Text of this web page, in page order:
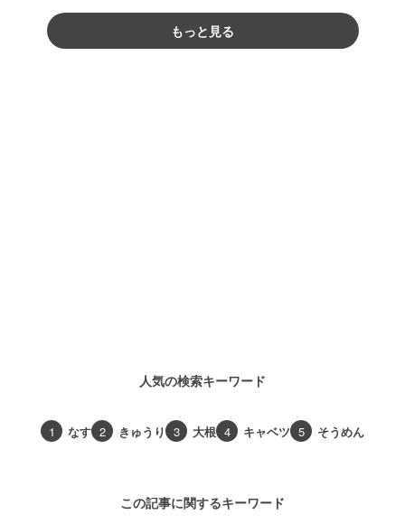
もっと見る
人気の検索キーワード
1 なす 2 きゅうり 3 大根 4 キャベツ 5 そうめん
この記事に関するキーワード